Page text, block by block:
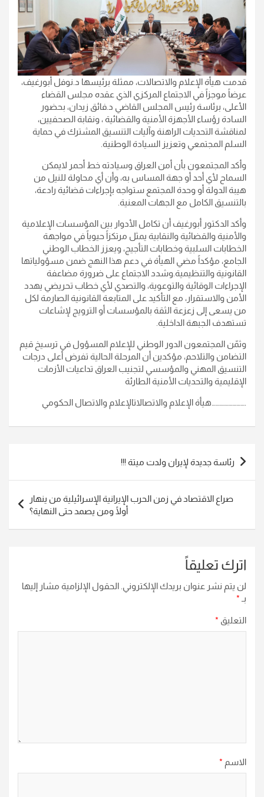
قدمت هيأة الإعلام والاتصالات، ممثلة برئيسها د.نوفل أبورغيف،
عرضاً موجزاً في الاجتماع المركزي الذي عقده مجلس القضاء
الأعلى، برئاسة رئيس المجلس القاضي د.فائق زيدان، بحضور
السادة رؤساء الأجهزة الأمنية والقضائية ، ونقابة الصحفيين،
لمناقشة التحديات الراهنة وآليات التنسيق المشترك في حماية
السلم المجتمعي وتعزيز السيادة الوطنية.
وأكد المجتمعون بأن أمن العراق وسيادته خط أحمر لايمكن
السماح لأي أحد أو جهة المساس به، وأن أي محاولة للنيل من
هيبة الدولة أو وحدة المجتمع ستواجه بإجراءات قضائية رادعة،
بالتنسيق الكامل مع الجهات المعنية.
وأكد الدكتور أبورغيف أن تكامل الأدوار بين المؤسسات الإعلامية
والأمنية والقضائية والنقابية يمثل مرتكزاً حيوياً في مواجهة
الخطابات السلبية وخطابات التأجيج، ويعزز الخطاب الوطني
الجامع، مؤكداً مضي الهيأة في دعم هذا النهج ضمن مسؤولياتها
القانونية والتنظيمية.وشدد الاجتماع على ضرورة مضاعفة
الإجراءات الوقائية والتوعوية، والتصدي لأي خطاب تحريضي يهدد
الأمن والاستقرار، مع التأكيد على المتابعة القانونية الصارمة لكل
من يسعى إلى زعزعة الثقة بالمؤسسات أو الترويج لإشاعات
تستهدف الجبهة الداخلية.
وثمّن المجتمعون الدور الوطني للإعلام المسؤول في ترسيخ قيم
التضامن والتلاحم، مؤكدين أن المرحلة الحالية تفرض أعلى درجات
التنسيق المهني والمؤسسي لتجنيب العراق تداعيات الأزمات
الإقليمية والتحديات الأمنية الطارئة
.……………………هيأة الإعلام والاتصالاتالإعلام والاتصال الحكومي
تصفّح
المقالات
رئاسة جديدة لإيران ولدت ميتة !!!
صراع الاقتصاد في زمن الحرب الإيرانية الإسرائيلية من ينهار
أولًا ومن يصمد حتى النهاية؟
اترك تعليقاً
لن يتم نشر عنوان بريدك الإلكتروني. الحقول الإلزامية مشار إليها
بـ *
التعليق *
الاسم *